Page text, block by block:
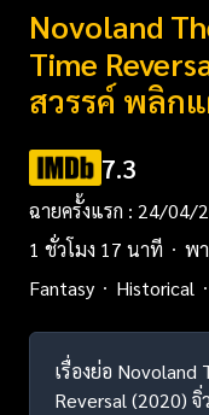
Novoland
Time
สวรรค์​ พลิก
7.3
ฉายครั้งแรก : 24/04/
1 ชั่วโมง 17 นาที
พ
Fantasy
Historical
เรื่องย่อ Novoland
Reversal (2020)